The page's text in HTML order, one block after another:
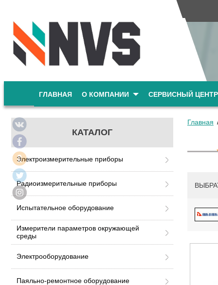
ГЛАВНАЯ О КОМПАНИИ СЕРВИСНЫЙ ЦЕНТР
КАТАЛОГ
Электроизмерительные приборы
Радиоизмерительные приборы
Испытательное оборудование
Измерители параметров окружающей
среды
Электрооборудование
Паяльно-ремонтное оборудование
Главная